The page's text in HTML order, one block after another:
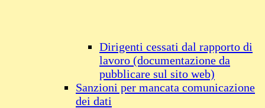
Dirigenti cessati dal rapporto di
lavoro (documentazione da
pubblicare sul sito web)
Sanzioni per mancata comunicazione
dei dati